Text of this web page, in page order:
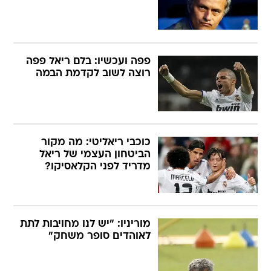
פפה ועכשיו: בלם ריאל פפה
רוצה לשוב לקדמת הבמה
כוכבי ריאליטי: מה מקור
הביטחון העצמי של ריאל
מדריד לפני הקלאסיקו?
מוריניו: "יש לנו מחויבות לתת
לאוהדים סופר משחק"